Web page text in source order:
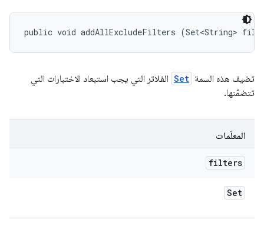
public void addAllExcludeFilters (Set<String>
تضيف هذه السمة Set الفلاتر التي يجب استبعاد الاختبارات التي
تتضمّنها.
المعلَمات
filters
Set